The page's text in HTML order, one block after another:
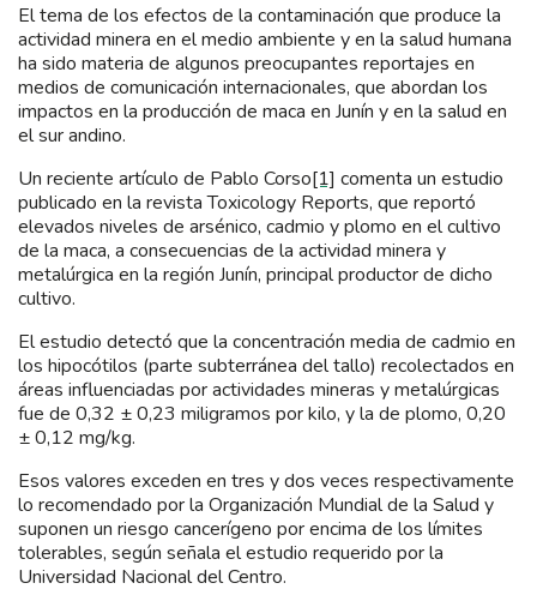
El tema de los efectos de la contaminación que produce la
actividad minera en el medio ambiente y en la salud humana
ha sido materia de algunos preocupantes reportajes en
medios de comunicación internacionales, que abordan los
impactos en la producción de maca en Junín y en la salud en
el sur andino.
Un reciente artículo de Pablo Corso[1] comenta un estudio
publicado en la revista Toxicology Reports, que reportó
elevados niveles de arsénico, cadmio y plomo en el cultivo
de la maca, a consecuencias de la actividad minera y
metalúrgica en la región Junín, principal productor de dicho
cultivo.
El estudio detectó que la concentración media de cadmio en
los hipocótilos (parte subterránea del tallo) recolectados en
áreas influenciadas por actividades mineras y metalúrgicas
fue de 0,32 ± 0,23 miligramos por kilo, y la de plomo, 0,20
± 0,12 mg/kg.
Esos valores exceden en tres y dos veces respectivamente
lo recomendado por la Organización Mundial de la Salud y
suponen un riesgo cancerígeno por encima de los límites
tolerables, según señala el estudio requerido por la
Universidad Nacional del Centro.